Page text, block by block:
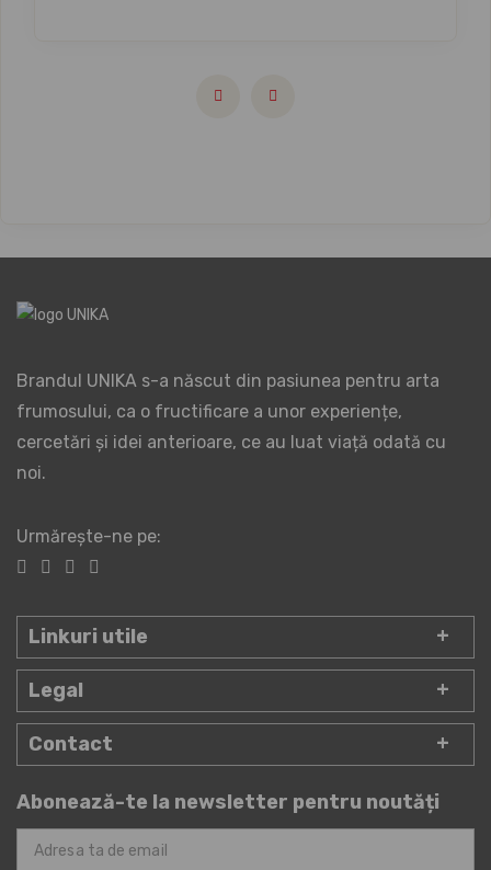
Brandul UNIKA s-a născut din pasiunea pentru arta
frumosului, ca o fructificare a unor experiențe,
cercetări și idei anterioare, ce au luat viață odată cu
noi.
Urmărește-ne pe:
Linkuri utile
Legal
Contact
Abonează-te la newsletter pentru noutăți